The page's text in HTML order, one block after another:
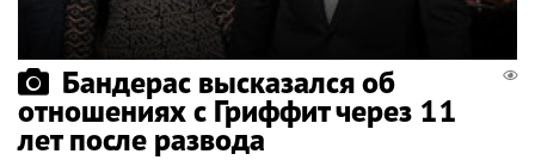
Бандерас высказался об
отношениях с Гриффит через 11
лет после развода